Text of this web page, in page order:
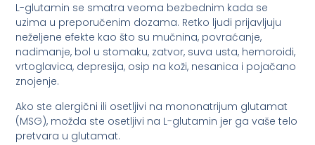
L-glutamin se smatra veoma bezbednim kada se
uzima u preporučenim dozama. Retko ljudi prijavljuju
neželjene efekte kao što su mučnina, povraćanje,
nadimanje, bol u stomaku, zatvor, suva usta, hemoroidi,
vrtoglavica, depresija, osip na koži, nesanica i pojačano
znojenje.
Ako ste alergični ili osetljivi na mononatrijum glutamat
(MSG), možda ste osetljivi na L-glutamin jer ga vaše telo
pretvara u glutamat.